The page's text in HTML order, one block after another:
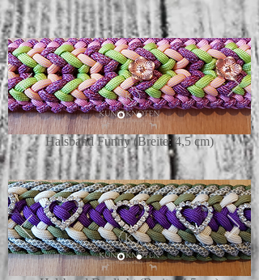
Halsband Funny (Breite: 4,5 cm)